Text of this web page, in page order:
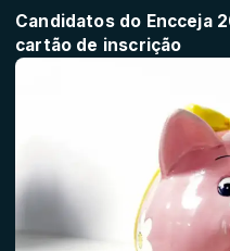
Candidatos do Encceja
cartão de inscrição